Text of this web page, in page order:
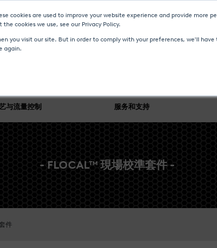
cookies are used to improve your website experience and provide more
cookies we use, see our Privacy Policy.
you visit our site. But in order to comply with your preferences, we'll
again.
新聞與事件媒体中心
与流量控制 服务和支持
- FLOCAL™ 現場校準套件 -
件